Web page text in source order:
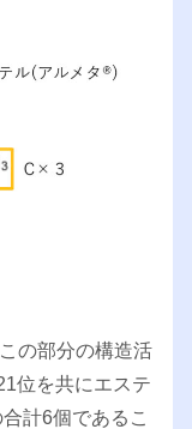
の部分の構造活
位を共にエステ
計6個であるこ